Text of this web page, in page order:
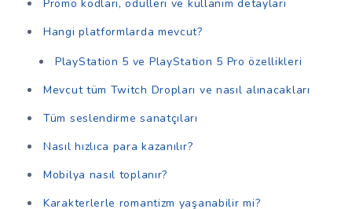
Promo kodları, ödülleri ve kullanım detayları
Hangi platformlarda mevcut?
PlayStation 5 ve PlayStation 5 Pro özellikleri
Mevcut tüm Twitch Dropları ve nasıl alınacakları
Tüm seslendirme sanatçıları
Nasıl hızlıca para kazanılır?
Mobilya nasıl toplanır?
Karakterlerle romantizm yaşanabilir mi?